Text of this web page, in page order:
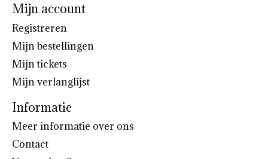
Mijn account
Registreren
Mijn bestellingen
Mijn tickets
Mijn verlanglijst
Informatie
Meer informatie over ons
Contact